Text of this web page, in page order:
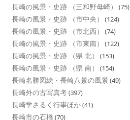
長崎の風景・史跡 （三和野母崎） (75)
長崎の風景・史跡 （市中央） (124)
長崎の風景・史跡 （市北西） (74)
長崎の風景・史跡 （市東南） (122)
長崎の風景・史跡 （県 北） (153)
長崎の風景・史跡 （県 南） (154)
長崎名勝図絵・長崎八景の風景 (49)
長崎外の古写真考(397)
長崎学さるく行事ほか(41)
長崎市の石橋 (70)